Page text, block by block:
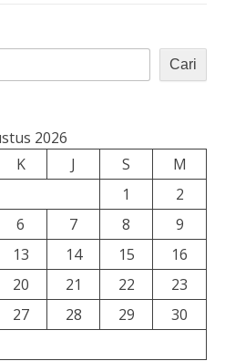
Cari
2026
K J S
M
1
2
6 7 8
9
13 14 15
16
20 21 22
23
27 28 29
30